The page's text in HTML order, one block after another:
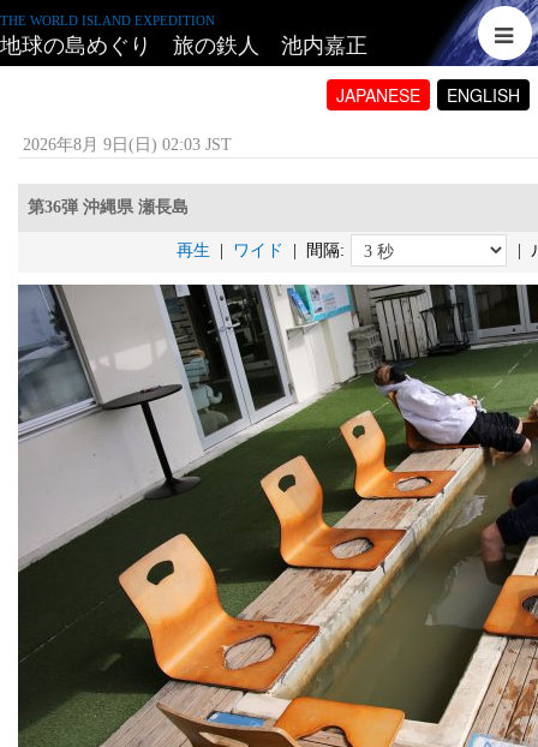
THE WORLD ISLAND EXPEDITION
地球の島めぐり 旅の鉄人 池内嘉正
JAPANESE ENGLISH
2026年8月 9日(日) 02:03 JST
第36弾 沖縄県 瀬長島
再生 ワイド | 間隔: |